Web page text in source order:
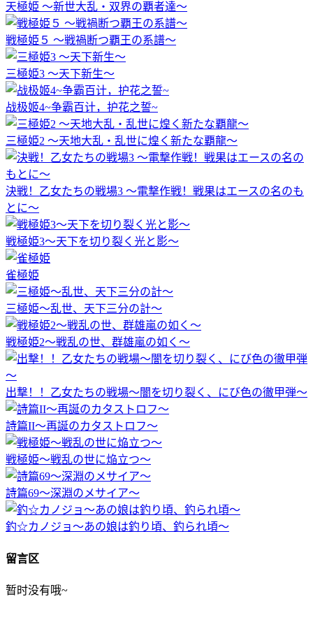
天極姫 ～新世大乱・双界の覇者達～
戦極姫５ ～戦禍断つ覇王の系譜～
三極姫3 ～天下新生～
战极姬4~争霸百计，护花之誓~
三極姫2 ～天地大乱・乱世に煌く新たな覇龍～
決戦！乙女たちの戦場3 ～電撃作戦！戦果はエースの名のも
とに～
戦極姫3～天下を切り裂く光と影～
雀極姫
三極姫～乱世、天下三分の計～
戦極姫2～戦乱の世、群雄嵐の如く～
出撃！！乙女たちの戦場～闇を切り裂く、にび色の徹甲弾～
詩篇II～再誕のカタストロフ～
戦極姫～戦乱の世に焔立つ～
詩篇69～深淵のメサイア～
釣☆カノジョ～あの娘は釣り頃、釣られ頃～
留言区
暂时没有哦~